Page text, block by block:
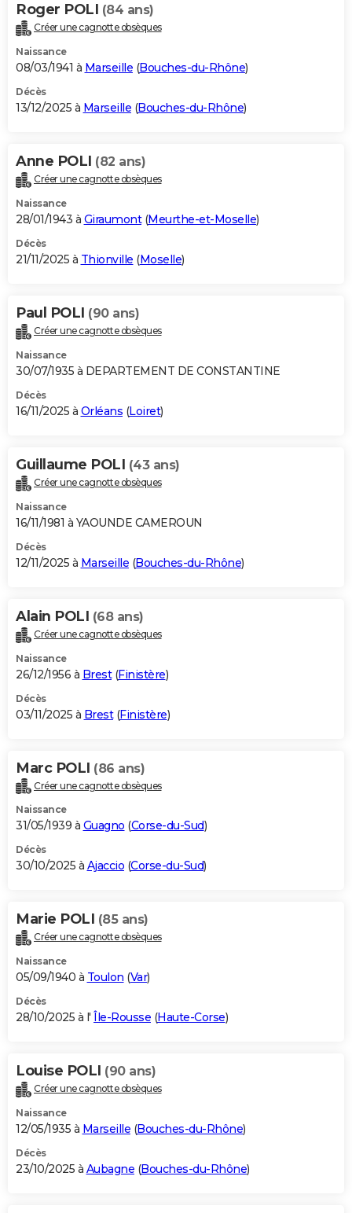
Roger POLI (84 ans)
Créer une cagnotte obsèques
Naissance
08/03/1941 à Marseille (Bouches-du-Rhône)
Décès
13/12/2025 à Marseille (Bouches-du-Rhône)
Anne POLI (82 ans)
Créer une cagnotte obsèques
Naissance
28/01/1943 à Giraumont(Meurthe-et-Moselle)
Décès
21/11/2025 à Thionville (Moselle)
Paul POLI (90 ans)
Créer une cagnotte obsèques
Naissance
30/07/1935 à DEPARTEMENT DE CONSTANTINE
Décès
16/11/2025 à Orléans (Loiret)
Guillaume POLI (43 ans)
Créer une cagnotte obsèques
Naissance
16/11/1981 à YAOUNDE CAMEROUN
Décès
12/11/2025 à Marseille (Bouches-du-Rhône)
Alain POLI (68 ans)
Créer une cagnotte obsèques
Naissance
26/12/1956 à Brest(Finistère)
Décès
03/11/2025 à Brest(Finistère)
Marc POLI (86 ans)
Créer une cagnotte obsèques
Naissance
31/05/1939 à Guagno (Corse-du-Sud)
Décès
30/10/2025 à Ajaccio (Corse-du-Sud)
Marie POLI (85 ans)
Créer une cagnotte obsèques
Naissance
05/09/1940 à Toulon (Var)
Décès
28/10/2025 à l' Île-Rousse (Haute-Corse)
Louise POLI (90 ans)
Créer une cagnotte obsèques
Naissance
12/05/1935 à Marseille (Bouches-du-Rhône)
Décès
23/10/2025 à Aubagne (Bouches-du-Rhône)